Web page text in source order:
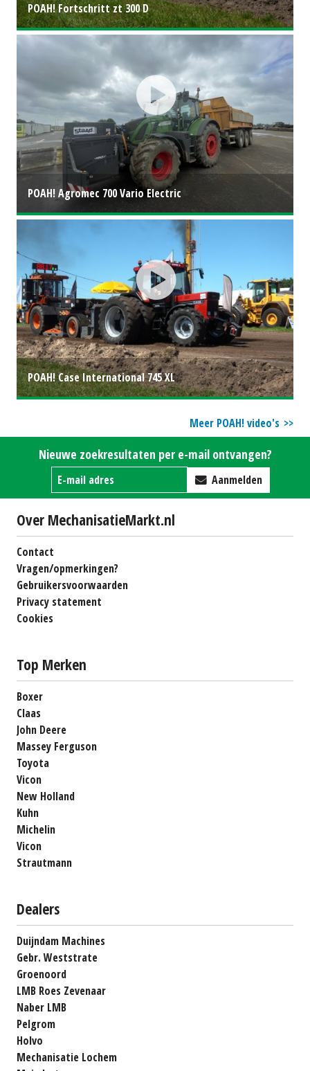
POAH! Fortschritt zt 300 D
POAH! Agromec 700 Vario Electric
POAH! Case International 745 XL
Meer POAH! video's
Nieuwe zoekresultaten per e-mail ontvangen?
Aanmelden
Over MechanisatieMarkt.nl
Contact
Vragen/opmerkingen?
Gebruikersvoorwaarden
Privacy statement
Cookies
Top Merken
Boxer
Claas
John Deere
Massey Ferguson
Toyota
Vicon
New Holland
Kuhn
Michelin
Vicon
Strautmann
Dealers
Duijndam Machines
Gebr. Weststrate
Groenoord
LMB Roes Zevenaar
Naber LMB
Pelgrom
Holvo
Mechanisatie Lochem